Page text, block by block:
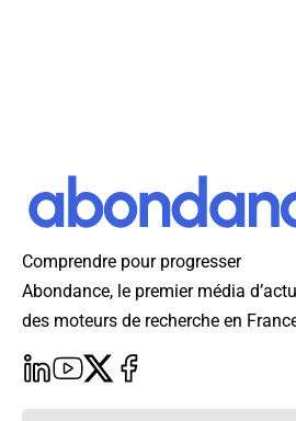
Comprendre pour progresser
Abondance, le premier média
des moteurs de recherche en